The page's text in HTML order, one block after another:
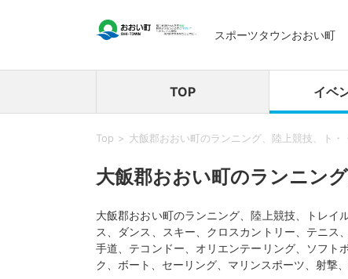
スポーツタウンおおい町
TOP イベ
Top 大飯郡おおい町のランニング、陸上競技、ト・
大飯郡おおい町のランニン
大飯郡おおい町のランニング、陸上競技、トレイ
ス、ダンス、スキー、クロスカントリー、テニ
手道、テコンドー、オリエンテーリング、ソフト
ク、ボート、セーリング、マリンスポーツ、射撃